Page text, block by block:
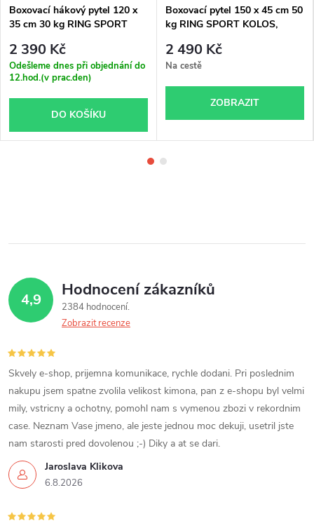
Boxovací hákový pytel 120 x
35 cm 30 kg RING SPORT
2 390 Kč
Odešleme dnes při objednání do
12.hod.(v prac.den)
DO KOŠÍKU
Boxovací pytel 150 x 45 cm 50
kg RING SPORT KOLOS,
2 490 Kč
Na cestě
ZOBRAZIT
4,9 Hodnocení zákazníků
2384 hodnocení
Zobrazit recenze
Jaroslava Klikova
6.8.2026
Skvely e-shop, prijemna komunikace, rychle dodani. Pri poslednim
nakupu jsem spatne zvolila velikost kimona, pan z e-shopu byl velmi
mily, vstricny a ochotny, pomohl nam s vymenou zbozi v rekordnim
case. Neznam Vase jmeno, ale jeste jednou moc dekuji, usetril jste
nam starosti pred dovolenou ;-) Diky a at se dari.